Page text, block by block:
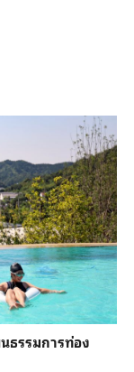
ธรรมการท่อง